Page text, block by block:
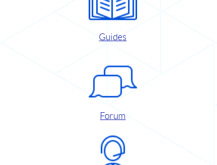
Guides
Forum